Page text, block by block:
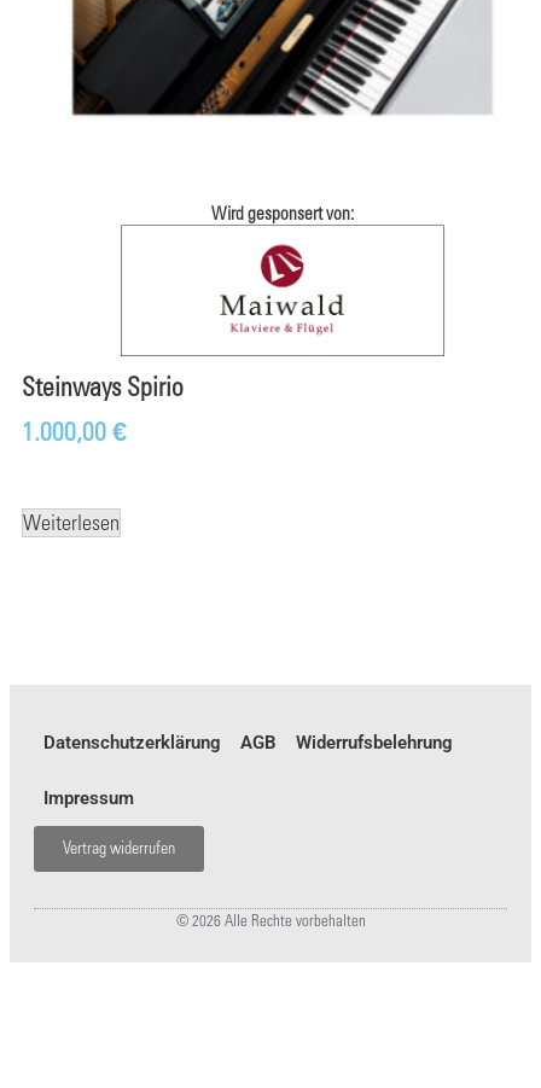
Wird gesponsert von:
Steinways Spirio
1.000,00€
Weiterlesen
Datenschutzerklärung AGB Widerrufsbelehrung
Impressum
Vertrag widerrufen
© 2026 Alle Rechte vorbehalten